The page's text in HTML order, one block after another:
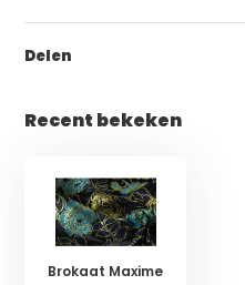
Delen
Recent bekeken
Brokaat Maxime